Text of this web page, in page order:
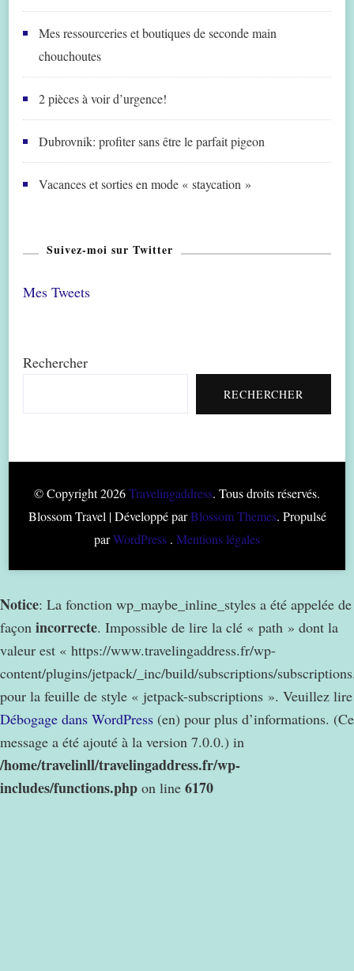
Mes ressourceries et boutiques de seconde main
chouchoutes
2 pièces à voir d’urgence!
Dubrovnik: profiter sans être le parfait pigeon
Vacances et sorties en mode « staycation »
Suivez-moi sur Twitter
Mes Tweets
Rechercher
RECHERCHER
© Copyright 2026Travelingaddress. Tous droits réservés.
Blossom Travel | Développé parBlossom Themes. Propulsé
parWordPress . Mentions légales
Notice: La fonction wp_maybe_inline_styles a été appelée de
façon incorrecte. Impossible de lire la clé « path » dont la
valeur est « https://www.travelingaddress.fr/wp-
content/plugins/jetpack/_inc/build/subscriptions/
pour la feuille de style « jetpack-subscriptions ». Veuillez lire
Débogage dans WordPress (en) pour plus d’informations. (Ce
message a été ajouté à la version 7.0.0.) in
/home/travelinll/travelingaddress.fr/wp-
includes/functions.php on line 6170